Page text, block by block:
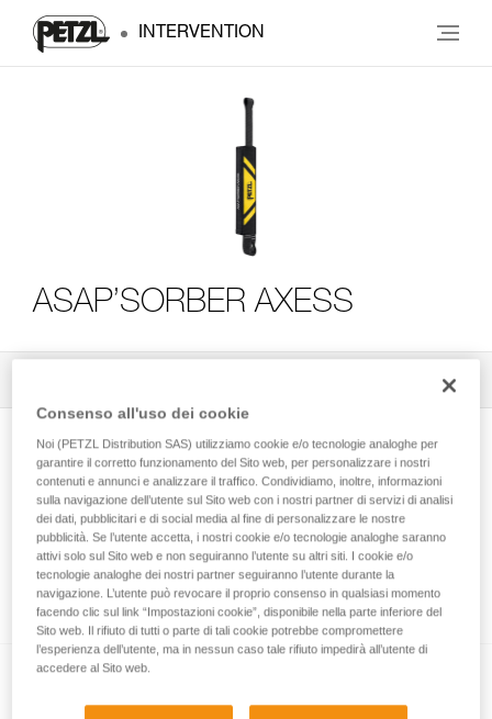
INTERVENTION
ASAP’SORBER AXESS
Utilizzo di ASAP e ASAP LOCK in
prossimità di un ostacolo o del suolo
Consenso all'uso dei cookie
Noi (PETZL Distribution SAS) utilizziamo cookie e/o tecnologie analoghe per
garantire il corretto funzionamento del Sito web, per personalizzare i nostri
contenuti e annunci e analizzare il traffico. Condividiamo, inoltre, informazioni
sulla navigazione dell’utente sul Sito web con i nostri partner di servizi di analisi
dei dati, pubblicitari e di social media al fine di personalizzare le nostre
pubblicità. Se l’utente accetta, i nostri cookie e/o tecnologie analoghe saranno
attivi solo sul Sito web e non seguiranno l’utente su altri siti. I cookie e/o
tecnologie analoghe dei nostri partner seguiranno l’utente durante la
navigazione. L’utente può revocare il proprio consenso in qualsiasi momento
facendo clic sul link “Impostazioni cookie”, disponibile nella parte inferiore del
Sito web. Il rifiuto di tutti o parte di tali cookie potrebbe compromettere
l’esperienza dell’utente, ma in nessun caso tale rifiuto impedirà all’utente di
accedere al Sito web.